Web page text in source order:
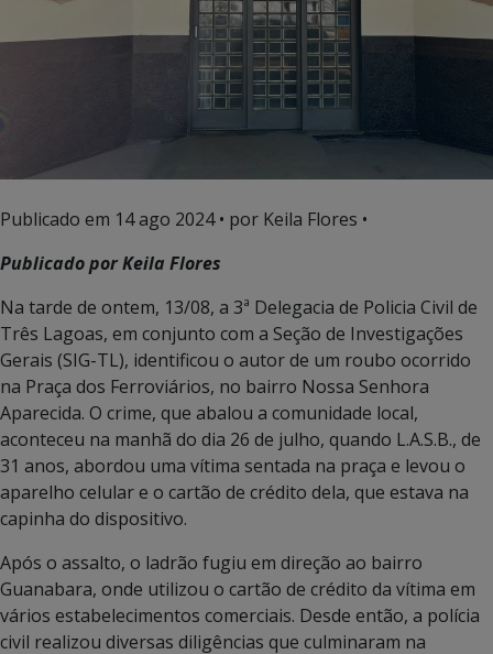
Publicado em 14 ago 2024• por Keila Flores •
Publicado por Keila Flores
Na tarde de ontem, 13/08, a 3ª Delegacia de Policia Civil de
Três Lagoas, em conjunto com a Seção de Investigações
Gerais (SIG-TL), identificou o autor de um roubo ocorrido
na Praça dos Ferroviários, no bairro Nossa Senhora
Aparecida. O crime, que abalou a comunidade local,
aconteceu na manhã do dia 26 de julho, quando L.A.S.B., de
31 anos, abordou uma vítima sentada na praça e levou o
aparelho celular e o cartão de crédito dela, que estava na
capinha do dispositivo.
Após o assalto, o ladrão fugiu em direção ao bairro
Guanabara, onde utilizou o cartão de crédito da vítima em
vários estabelecimentos comerciais. Desde então, a polícia
civil realizou diversas diligências que culminaram na